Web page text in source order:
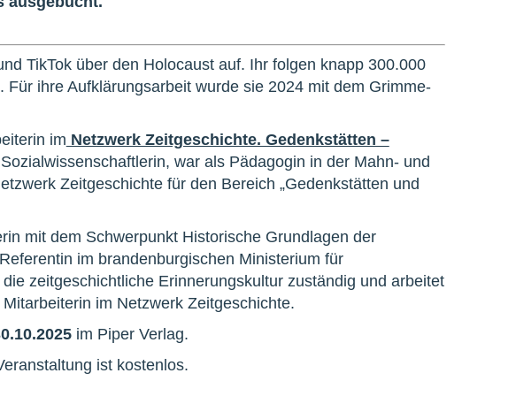
TikTok über den Holocaust auf. Ihr folgen knapp 300.000
ihre Aufklärungsarbeit wurde sie 2024 mit dem Grimme-
im Netzwerk Zeitgeschichte. Gedenkstätten –
war als Pädagogin in der Mahn- und
Zeitgeschichte für den Bereich „Gedenkstätten und
mit dem Schwerpunkt Historische Grundlagen der
im brandenburgischen Ministerium für
zeitgeschichtliche Erinnerungskultur zuständig und arbeitet
im Netzwerk Zeitgeschichte.
im Piper Verlag.
ist kostenlos.